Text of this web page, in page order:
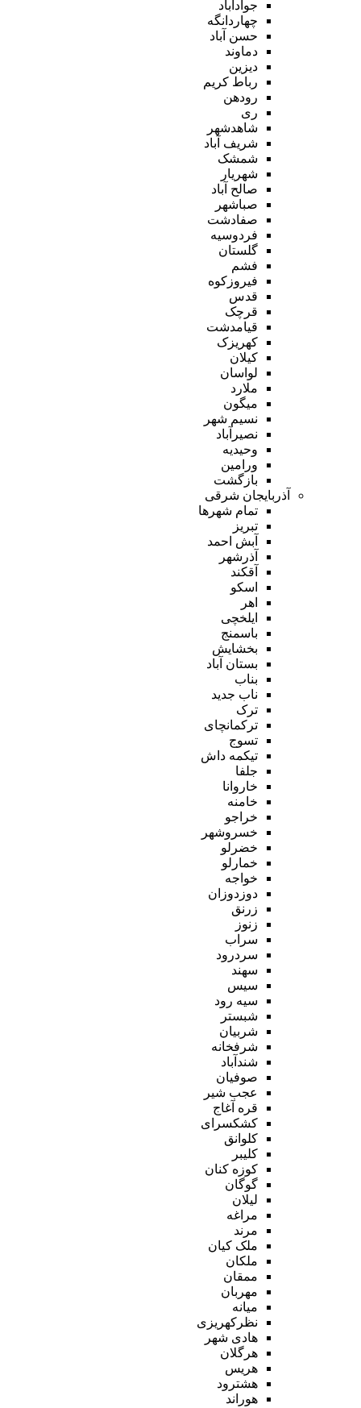
جوادآباد
چهاردانگه
حسن آباد
دماوند
دیزین
رباط کریم
رودهن
ری
شاهدشهر
شریف آباد
شمشک
شهریار
صالح آباد
صباشهر
صفادشت
فردوسیه
گلستان
فشم
فیروزکوه
قدس
قرچک
قیامدشت
کهریزک
کیلان
لواسان
ملارد
میگون
نسیم شهر
نصیرآباد
وحیدیه
ورامین
بازگشت
آذربایجان شرقی
تمام شهر‌ها
تبریز
آبش احمد
آذرشهر
آقکند
اسکو
اهر
ایلخچی
باسمنج
بخشایش
بستان آباد
بناب
ناب جدید
ترک
ترکمانچای
تسوج
تیکمه داش
جلفا
خاروانا
خامنه
خراجو
خسروشهر
خضرلو
خمارلو
خواجه
دوزدوزان
زرنق
زنوز
سراب
سردرود
سهند
سیس
سیه رود
شبستر
شربیان
شرفخانه
شندآباد
صوفیان
عجب شیر
قره آغاج
کشکسرای
کلوانق
کلیبر
کوزه کنان
گوگان
لیلان
مراغه
مرند
ملک کیان
ملکان
ممقان
مهربان
میانه
نظرکهریزی
هادی شهر
هرگلان
هریس
هشترود
هوراند